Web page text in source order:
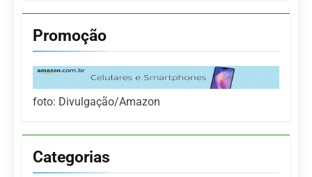
Promoção
foto: Divulgação/Amazon
Categorias